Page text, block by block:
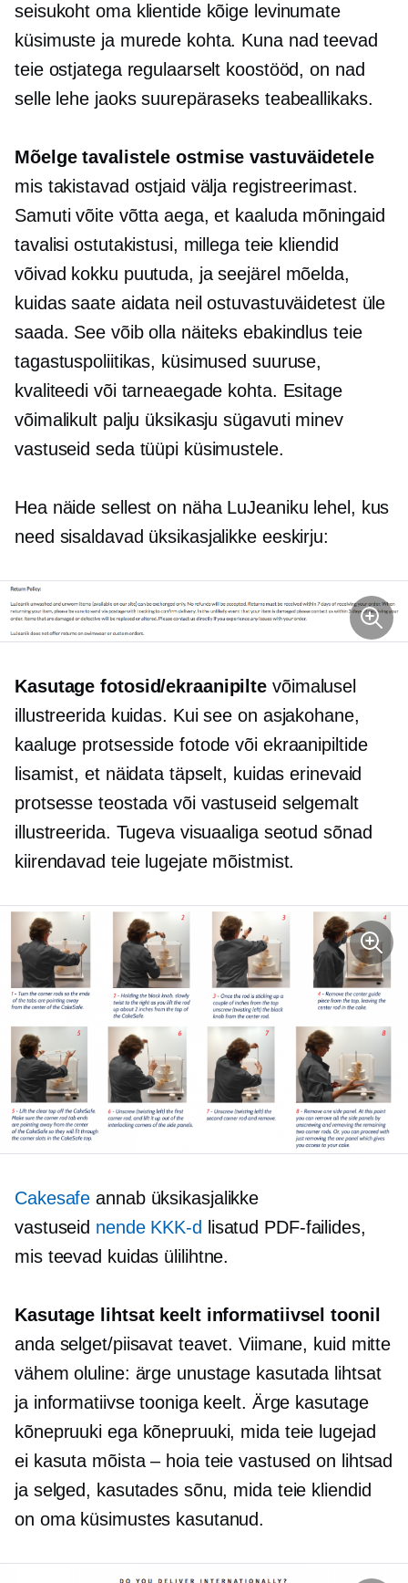
seisukoht oma klientide kõige levinumate
küsimuste ja murede kohta. Kuna nad teevad
teie ostjatega regulaarselt koostööd, on nad
selle lehe jaoks suurepäraseks teabeallikaks.
Mõelge tavalistele ostmise vastuväidetele
mis takistavad ostjaid välja registreerimast.
Samuti võite võtta aega, et kaaluda mõningaid
tavalisi ostutakistusi, millega teie kliendid
võivad kokku puutuda, ja seejärel mõelda,
kuidas saate aidata neil ostuvastuväidetest üle
saada. See võib olla näiteks ebakindlus teie
tagastuspoliitikas, küsimused suuruse,
kvaliteedi või tarneaegade kohta. Esitage
võimalikult palju üksikasjusügavuti minev
vastuseid seda tüüpi küsimustele.
Hea näide sellest on näha LuJeaniku lehel, kus
need sisaldavad üksikasjalikke eeskirju:
Kasutage fotosid/ekraanipilte võimalusel
illustreerida kuidas. Kui see on asjakohane,
kaaluge protsesside fotode või ekraanipiltide
lisamist, et näidata täpselt, kuidas erinevaid
protsesse teostada või vastuseid selgemalt
illustreerida. Tugeva visuaaliga seotud sõnad
kiirendavad teie lugejate mõistmist.
Cakesafe annab üksikasjalikke
vastuseid nende KKK-d
lisatud PDF-failides,
mis teevad kuidas ülilihtne.
Kasutage lihtsat keelt informatiivsel toonil
anda selget/piisavat teavet. Viimane, kuid mitte
vähem oluline: ärge unustage kasutada lihtsat
ja informatiivse tooniga keelt. Ärge kasutage
kõnepruuki ega kõnepruuki, mida teie lugejad
ei kasuta mõista – hoiateie vastused on lihtsad
ja selged, kasutades sõnu, mida teie kliendid
on oma küsimustes kasutanud.